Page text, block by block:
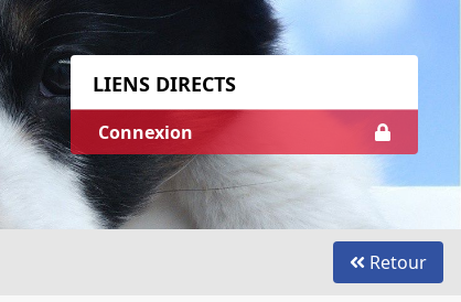
LIENS DIRECTS
Connexion
Retour